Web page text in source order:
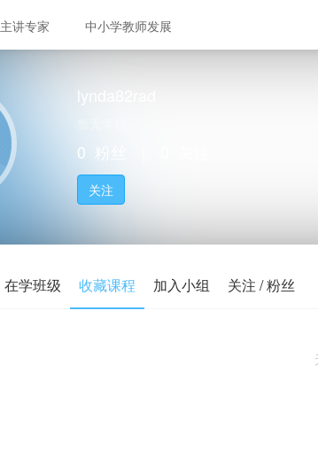
主讲专家 中小学教师发展
lynda82rad
0 粉丝
关注
在学班级 收藏课程 加入小组 关注 / 粉丝